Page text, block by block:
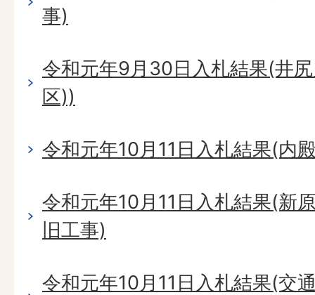
事)
令和元年9月30日入札結果(井
区))
令和元年10月11日入札結果(内
令和元年10月11日入札結果(新
旧工事)
令和元年10月11日入札結果(交